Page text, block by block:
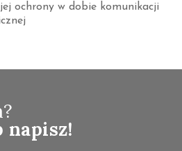
ochrony w dobie komunikacji
napisz!